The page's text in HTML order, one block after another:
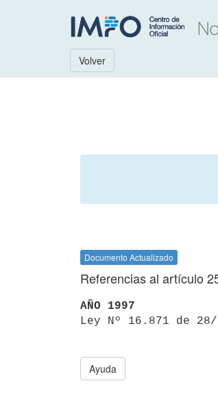
Volver
Documento Actualizado
Referencias al artículo
AÑO 1997
Ley Nº 16.871 de
Ayuda